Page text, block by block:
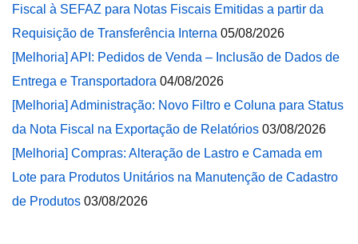
Fiscal à SEFAZ para Notas Fiscais Emitidas a partir da
Requisição de Transferência Interna 05/08/2026
[Melhoria] API: Pedidos de Venda – Inclusão de Dados de
Entrega e Transportadora 04/08/2026
[Melhoria] Administração: Novo Filtro e Coluna para Status
da Nota Fiscal na Exportação de Relatórios 03/08/2026
[Melhoria] Compras: Alteração de Lastro e Camada em
Lote para Produtos Unitários na Manutenção de Cadastro
de Produtos 03/08/2026